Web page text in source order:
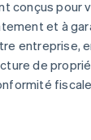
conçus pour
et à
entreprise,
de